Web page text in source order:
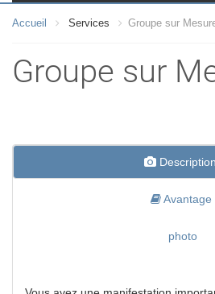
Accueil Services Groupe sur
Groupe sur
Description
Avantage
photo